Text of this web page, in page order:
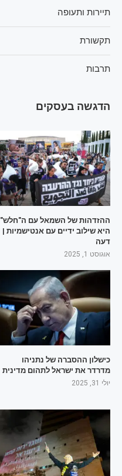
תיירות ותעופה
תקשורת
תרבות
הדגשה בעסקים
ההזדהות של השמאל עם ה"חלש"
היא שילוב ידיים עם אנטישמיות |
דעה
אוגוסט 1, 2025
כישלון ההסברה של נתניהו
מדרדר את ישראל לתהום מדינית
יולי 31, 2025